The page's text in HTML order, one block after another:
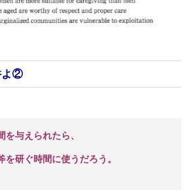
よ②
与えられたら、
研ぐ時間に使うだろう。